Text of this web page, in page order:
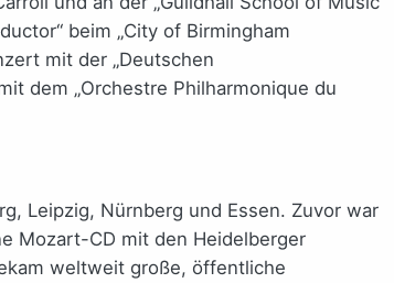
beim „City of Birmingham
mit der „Deutschen
dem „Orchestre Philharmonique du
Leipzig, Nürnberg und Essen. Zuvor war
Mozart-CD mit den Heidelberger
weltweit große, öffentliche